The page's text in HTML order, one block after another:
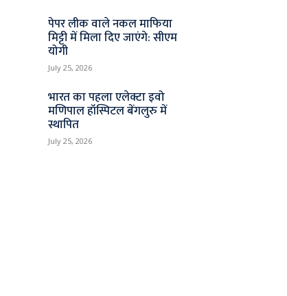
पेपर लीक वाले नकल माफिया
मिट्टी में मिला दिए जाएंगे: सीएम
योगी
July 25, 2026
भारत का पहला एलेक्टा इवो
मणिपाल हॉस्पिटल बेंगलुरु में
स्थापित
July 25, 2026